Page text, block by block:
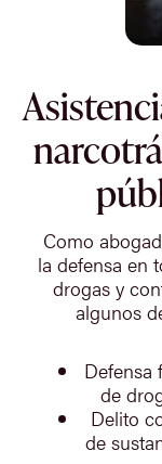
Como
la defensa en
drogas y
algunos
Defensa
de
Delito
de